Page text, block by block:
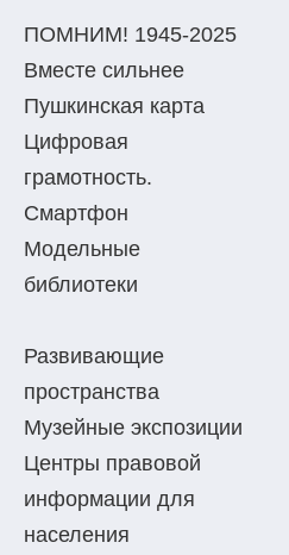
ПОМНИМ! 1945-2025
Вместе сильнее
Пушкинская карта
Цифровая
грамотность.
Смартфон
Модельные
библиотеки
Развивающие
пространства
Музейные экспозиции
Центры правовой
информации для
населения